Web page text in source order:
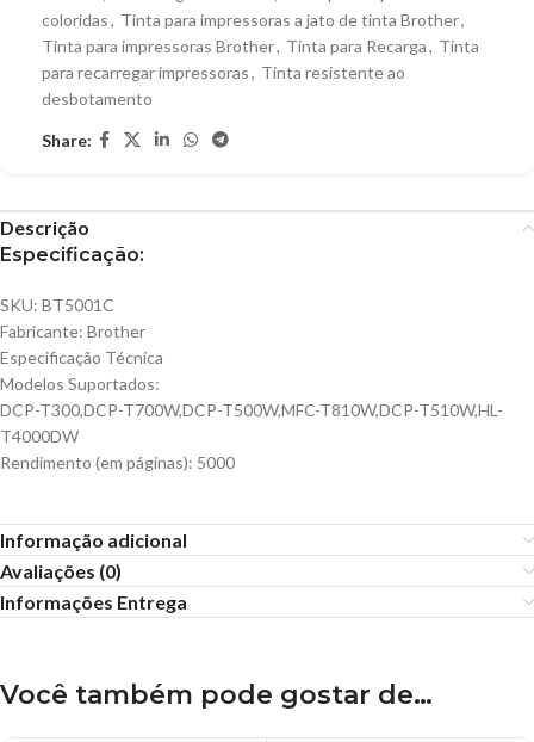
coloridas, Tinta para impressoras a jato de tinta Brother,
Tinta para impressoras Brother, Tinta para Recarga, Tinta
para recarregar impressoras, Tinta resistente ao
desbotamento
Share:
Descrição
Especificação:
SKU: BT5001C
Fabricante: Brother
Especificação Técnica
Modelos Suportados:
DCP-T300,DCP-T700W,DCP-T500W,MFC-T810W,DCP-T510W,HL-
T4000DW
Rendimento (em páginas): 5000
Informação adicional
Avaliações (0)
Informações Entrega
Você também pode gostar de…